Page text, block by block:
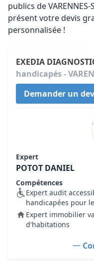
publics de
présent votre devis
personnalisée !
EXEDIA
handicapés -
Demander un
Expert
POTOT DANIEL
Compétences
Expert audit
handicapées pour
Expert immobilier
d'habitations